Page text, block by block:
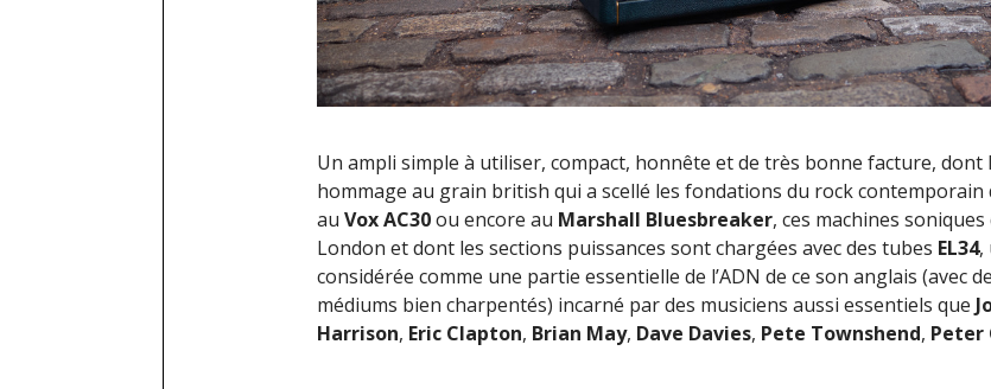
Un ampli simple à utiliser, compact, honnête et de très bonne facture, dont
hommage au grain british qui a scellé les fondations du rock contemporain
au Vox AC30ou encore au Marshall Bluesbreaker, ces machines
London et dont les sections puissances sont chargées avec des tubes EL34,
considérée comme une partie essentielle de l’ADN de ce son anglais (avec
médiums bien charpentés) incarné par des musiciens aussi essentiels que
Harrison, Eric Clapton, Brian May, Dave Davies, Pete Townshend, Peter